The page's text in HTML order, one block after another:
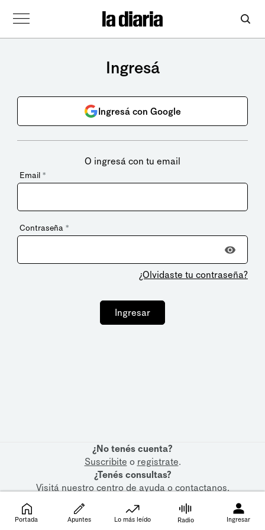
Ingresá
Ingresá con Google
O ingresá con tu email
Email *
Contraseña *
¿Olvidaste tu contraseña?
Ingresar
¿No tenés cuenta?
Suscribite o registrate.
¿Tenés consultas?
Visitá nuestrocentro de ayudaocontactanos.
Portada Apuntes Lo más leído Radio Ingresar